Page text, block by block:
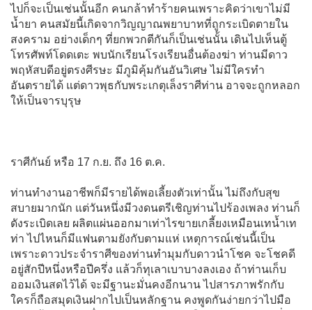
ไปก็จะเป็นเช่นนั้นอีก คนกล้าทำร้ายคนเพราะคิดว่าเขาไม่มี
น้ำยา คนสมัยนี้เกิดจากวิญญาณพยาบาทที่ถูกระเบิดตายใน
สงคราม อย่างเด็กๆ ที่ยกพวกตีกันก็เป็นเช่นนั้น เดินไปเห็นตู้
โทรศัพท์โดดเตะ พบนักเรียนโรงเรียนอื่นต้องฆ่า ท่านมีดาว
พฤหัสบดีอยู่ตรงศีรษะ มีภูมิคุ้มกันอันวิเศษ ไม่มีใครทำ
อันตรายได้ แต่ดาวพุธกับพระเกตุเล็งราศีท่าน อาจจะถูกหลอก
ให้เป็นจารบุรุษ
ราศีกันย์ หรือ 17 ก.ย. ถึง 16 ต.ค.
ท่านทำงานอาชีพก็มีรายได้พอเลี้ยงตัวเท่านั้น ไม่ถึงกับสุข
สบายมากนัก แต่วันหนึ่งมีวงดนตรีเชิญท่านไปร้องเพลง ท่านก็
ดังระเบิดเลย ผลิตแผ่นออกมาเท่าไรขายเกลี้ยงเหมือนเทน้ำเท
ท่า ไปไหนก็มีแฟนตามยังกับตามแห่ เหตุการณ์เช่นนี้เป็น
เพราะดาวประจำราศีของท่านทำมุมกับดาวนำโชค จะโชคดี
อยู่สักปีหนึ่งหรือปีครึ่ง แล้วก็ทุเลาเบาบางลงเอง ถ้าท่านเก็บ
ออมเงินสดไว้ได้ จะมีฐานะมั่นคงอีกนาน ไปสารภาพรักกับ
ใครก็ถือสมุดเงินฝากไปเป็นหลักฐาน คงพูดกันง่ายกว่าไปมือ